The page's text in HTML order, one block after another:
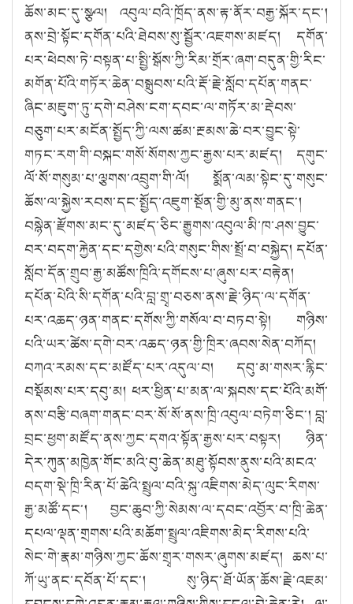
ཆོས་མང་དུ་སྩལ། འབུལ་བའི་ཁྲོད་ནས་རྟ་ནོར་བརྒྱ་སྐོར་དང༌།
ནས་བྲེ་སྟོང་དགོན་པའི་ཐེབས་སུ་སྦྱོར་འཇགས་མཛད། དགོན་
པར་ཕེབས་ཏེ་བསྟན་པ་སྤྱི་སྒོས་ཀྱི་རིམ་གྲོར་ཞག་བདུན་གྱི་རིང་
མགོན་པོའི་གཏོར་ཆེན་བསྒྲུབས་པའི་རྡོ་རྗེ་སློབ་དཔོན་གནང་
ཞིང་མཇུག་ཏུ་དགེ་བཤེས་ངག་དབང་ལ་གཏོར་མ་རྡེབས་
བཅུག་པར་མངོན་སྤྱོད་ཀྱི་ལས་ཚམ་རྔམས་ཆེ་བར་བྱུང་སྟེ་
གཏང་རག་གི་བསྐང་གསོ་སོགས་ཀྱང་རྒྱས་པར་མཛད། དགུང་
ལོ་སོ་གསུམ་པ་ལྕགས་འབྲུག་གི་ལོ། སྨོན་ལམ་སྟེང་དུ་གསུང་
ཆོས་ལ་སྐྱེས་རབས་དང་སྤྱོད་འཇུག་སྔོན་གྱི་མུ་ནས་གནང༌།
བསྙེན་རྫོགས་མང་དུ་མཛད་ཅིང་རྒྱུགས་འབུལ་མི་ཁ་ཤས་བྱུང་
བར་བདག་རྐྱེན་དང་དགྱེས་པའི་གསུང་གིས་སྤྲོ་བ་བསྐྱེད། དཔོན་
སློབ་དོན་གྲུབ་རྒྱ་མཚོས་ཁྲིའི་དགོངས་པ་ཞུས་པར་བརྟེན།
དཔོན་པེའི་སི་དགོན་པའི་བླ་གྲྭ་བཅས་ནས་རྗེ་ཉིད་ལ་དགོན་
པར་འཆད་ཉན་གནང་དགོས་ཀྱི་གསོལ་བ་བཏབ་སྟེ། གཉིས་
པའི་ཡར་ཚེས་དགེ་བར་འཆད་ཉན་གྱི་ཁྲིར་ཞབས་སེན་བཀོད།
བཀའ་རམས་དང་མཛོད་པར་འདུལ་བ། དབུ་མ་གསར་རྙིང་
བསྡོམས་པར་དབུ་མ། ཕར་ཕྱིན་པ་མན་ལ་སྐབས་དང་པོའི་མགོ་
ནས་བརྩི་བཞག་གནང་བར་སོ་སོ་ནས་ཁྲི་འབུལ་བཏེག་ཅིང༌། བླ་
བྲང་ཕྱག་མཛོད་ནས་ཀྱང་དགའ་སྟོན་རྒྱས་པར་བསྟར། ཉིན་
དེར་ཀུན་མཁྱེན་གོང་མའི་བུ་ཆེན་མཐུ་སྟོབས་ནུས་པའི་མངའ་
བདག་སྡེ་ཁྲི་རིན་པོ་ཆེའི་སྤྲུལ་བའི་སྐུ་འཇིགས་མེད་ལུང་རིགས་
རྒྱ་མཚོ་དང༌། བྱང་ཆུབ་ཀྱི་སེམས་ལ་དབང་འབྱོར་བ་ཁྲི་ཆེན་
དཔལ་ལྡན་གྲགས་པའི་མཆོག་སྤྲུལ་འཇིགས་མེད་རིགས་པའི་
སེང་གེ་རྣམ་གཉིས་ཀྱང་ཆོས་གྲྭར་གསར་ཞུགས་མཛད། ཆས་པ་
ཀོ་ཡུ་ནང་དབོན་པོ་དང༌། སུ་ཉིད་ཐོ་ཡོན་ཆོས་རྗེ་འཇམ་